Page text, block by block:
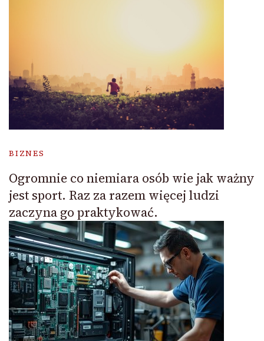
BIZNES
Ogromnie co niemiara osób wie jak ważny
jest sport. Raz za razem więcej ludzi
zaczyna go praktykować.